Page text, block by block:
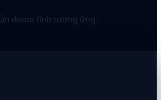
demo tĩnh tương ứng.